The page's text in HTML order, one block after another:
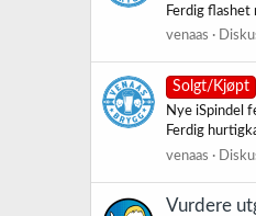
Ferdig
venaas
Solgt/Kjøpt
Nye iSpindel
Ferdig
venaas
Vurdere